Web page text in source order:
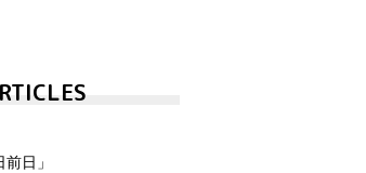
日」